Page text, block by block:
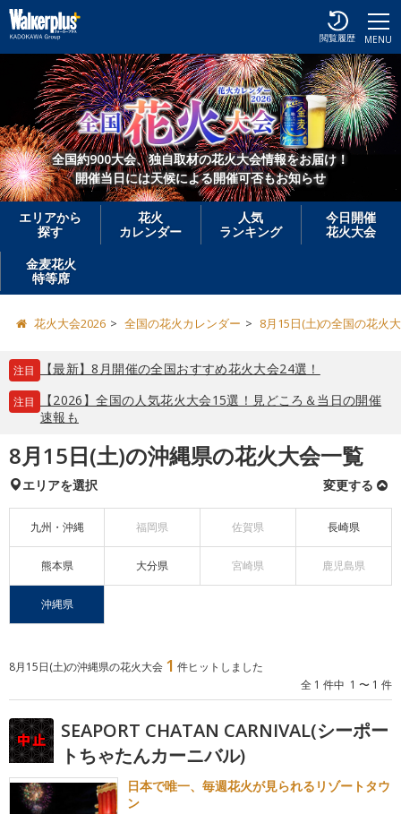
MENU
閲覧履歴
全国約900大会、独自取材の花火大会情報をお届け！
開催当日には天候による開催可否もお知らせ
エリアから
探す
花火
カレンダー
人気
ランキング
今日開催
花火大会
金麦花火
特等席
花火大会2026 全国の花火カレンダー 8月15日(土)の全国の花火
注目 【最新】8月開催の全国おすすめ花火大会24選！
注目
【2026】全国の人気花火大会15選！見どころ＆当日の開催
速報も
8月15日(土)の沖縄県の花火大会一覧
エリアを選択 変更する
九州・沖縄 福岡県 佐賀県 長崎県
熊本県 大分県 宮崎県 鹿児島県
沖縄県
8月15日(土)の沖縄県の花火大会 1 件ヒットしました
全 1 件中 1 〜 1 件
SEAPORT CHATAN CARNIVAL(シーポー
トちゃたんカーニバル)
日本で唯一、毎週花火が見られるリゾートタウ
ン